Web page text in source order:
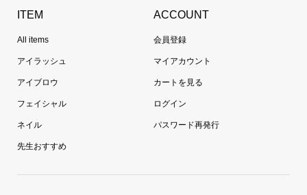
ITEM
All items
アイラッシュ
アイブロウ
フェイシャル
ネイル
先生おすすめ
ACCOUNT
会員登録
マイアカウント
カートを見る
ログイン
パスワード再発行